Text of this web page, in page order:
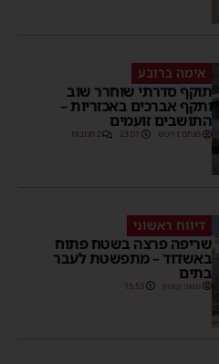
אימה ברובע
תוקף סדרתי שוחרר שוב
ותקף אברכים באכזריות –
התושבים זועמים
מנחם דויטש 23:01 2 תגובות
דיווח ראשוני
שריפה פרצה בשטח פתוח
באשדוד – מתפשטת לעבר
בתים
משה קאהן 15:53